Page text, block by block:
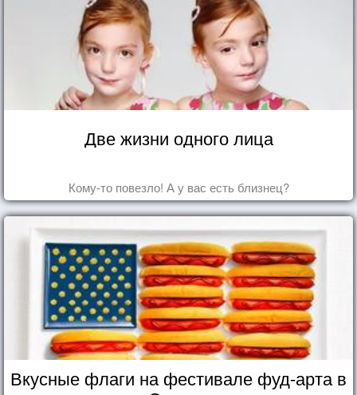
Две жизни одного лица
Кому-то повезло! А у вас есть близнец?
Вкусные флаги на фестивале фуд-арта в